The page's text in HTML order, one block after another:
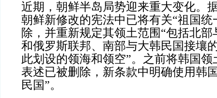
近期，朝鲜半岛局势迎来重大变化。
朝鲜新修改的宪法中已将有关“祖国统
除，并重新规定其领土范围“包括北
和俄罗斯联邦、南部与大韩民国接壤
此划设的领海和领空”。之前将韩国
表述已被删除，新条款中明确使用韩
民国”。